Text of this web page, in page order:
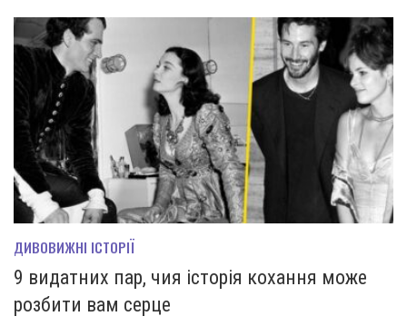
ДИВОВИЖНІ ІСТОРІЇ
9 видатних пар, чия історія кохання може
розбити вам серце